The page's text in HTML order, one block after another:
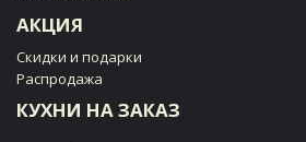
АКЦИЯ
Скидки и подарки
Распродажа
КУХНИ НА ЗАКАЗ